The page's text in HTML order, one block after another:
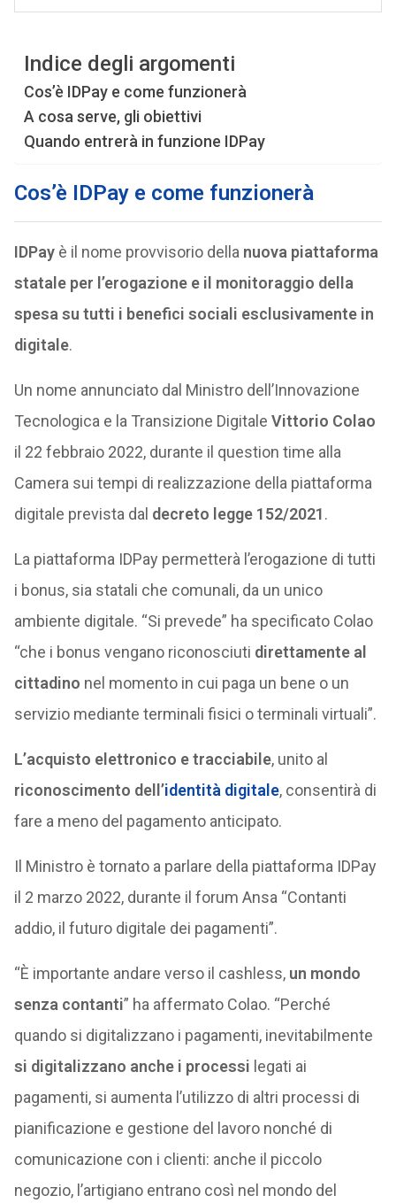
Indice degli argomenti
Cos’è IDPay e come funzionerà
A cosa serve, gli obiettivi
Quando entrerà in funzione IDPay
Cos’è IDPay e come funzionerà
IDPay è il nome provvisorio della nuova piattaforma
statale per l’erogazione e il monitoraggio della
spesa su tutti i benefici sociali esclusivamente in
digitale.
Un nome annunciato dal Ministro dell’Innovazione
Tecnologica e la Transizione Digitale Vittorio Colao
il 22 febbraio 2022, durante il question time alla
Camera sui tempi di realizzazione della piattaforma
digitale prevista dal decreto legge 152/2021.
La piattaforma IDPay permetterà l’erogazione di tutti
i bonus, sia statali che comunali, da un unico
ambiente digitale. “Si prevede” ha specificato Colao
“che i bonus vengano riconosciuti direttamente al
cittadino nel momento in cui paga un bene o un
servizio mediante terminali fisici o terminali virtuali”.
L’acquisto elettronico e tracciabile, unito al
riconoscimento dell’identità digitale, consentirà di
fare a meno del pagamento anticipato.
Il Ministro è tornato a parlare della piattaforma IDPay
il 2 marzo 2022, durante il forum Ansa “Contanti
addio, il futuro digitale dei pagamenti”.
“È importante andare verso il cashless, un mondo
senza contanti” ha affermato Colao. “Perché
quando si digitalizzano i pagamenti, inevitabilmente
si digitalizzano anche i processi legati ai
pagamenti, si aumenta l’utilizzo di altri processi di
pianificazione e gestione del lavoro nonché di
comunicazione con i clienti: anche il piccolo
negozio, l’artigiano entrano così nel mondo del